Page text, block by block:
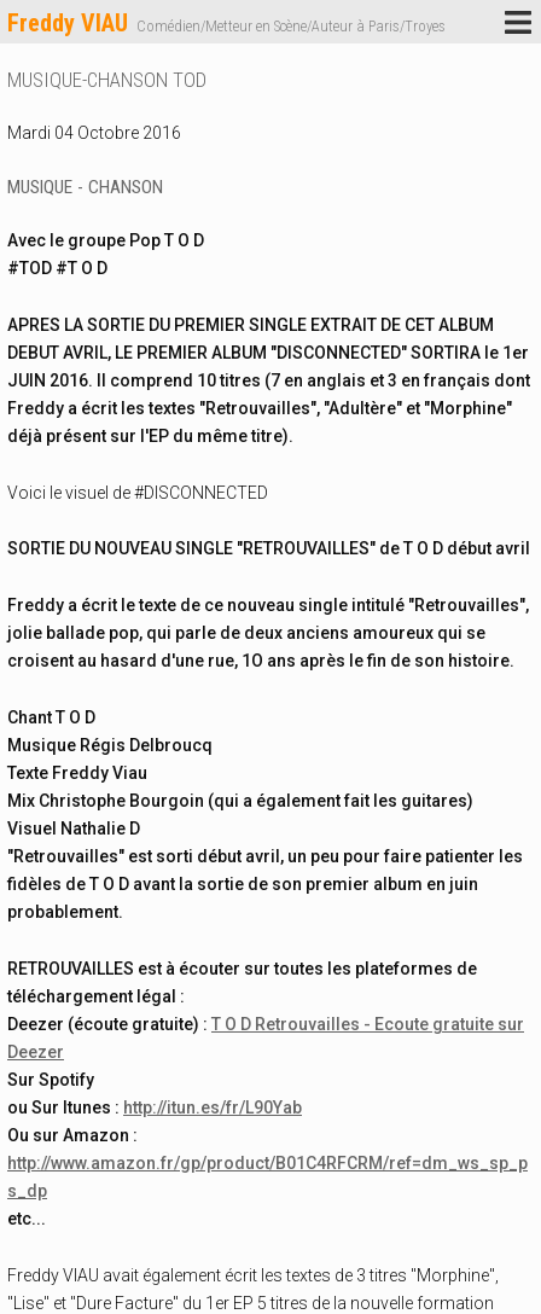
Freddy VIAU Comédien/Metteur en Scène/Auteur à Paris/Troyes
MUSIQUE-CHANSON TOD
Mardi 04 Octobre 2016
MUSIQUE - CHANSON
Avec le groupe Pop T O D
#TOD #T O D
APRES LA SORTIE DU PREMIER SINGLE EXTRAIT DE CET ALBUM
DEBUT AVRIL, LE PREMIER ALBUM "DISCONNECTED" SORTIRA le 1er
JUIN 2016. Il comprend 10 titres (7 en anglais et 3 en français dont
Freddy a écrit les textes "Retrouvailles", "Adultère" et "Morphine"
déjà présent sur l'EP du même titre).
Voici le visuel de #DISCONNECTED
SORTIE DU NOUVEAU SINGLE "RETROUVAILLES" de T O D début avril
Freddy a écrit le texte de ce nouveau single intitulé "Retrouvailles",
jolie ballade pop, qui parle de deux anciens amoureux qui se
croisent au hasard d'une rue, 1O ans après le fin de son histoire.
Chant T O D
Musique Régis Delbroucq
Texte Freddy Viau
Mix Christophe Bourgoin (qui a également fait les guitares)
Visuel Nathalie D
"Retrouvailles" est sorti début avril, un peu pour faire patienter les
fidèles de T O D avant la sortie de son premier album en juin
probablement.
RETROUVAILLES est à écouter sur toutes les plateformes de
téléchargement légal :
Deezer (écoute gratuite) : T O D Retrouvailles - Ecoute gratuite sur
Deezer
Sur Spotify
ou Sur Itunes : http://itun.es/fr/L90Yab
Ou sur Amazon :
http://www.amazon.fr/gp/product/B01C4RFCRM/ref=dm_ws_sp_p
s_dp
etc...
Freddy VIAU avait également écrit les textes de 3 titres "Morphine",
"Lise" et "Dure Facture" du 1er EP 5 titres de la nouvelle formation